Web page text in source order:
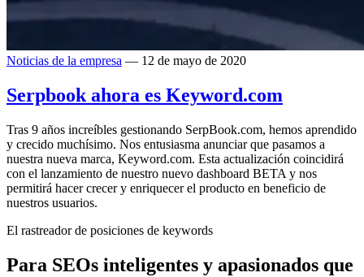
Noticias de la empresa — 12 de mayo de 2020
Serpbook ahora es Keyword.com
Tras 9 años increíbles gestionando SerpBook.com, hemos aprendido
y crecido muchísimo. Nos entusiasma anunciar que pasamos a
nuestra nueva marca, Keyword.com. Esta actualización coincidirá
con el lanzamiento de nuestro nuevo dashboard BETA y nos
permitirá hacer crecer y enriquecer el producto en beneficio de
nuestros usuarios.
El rastreador de posiciones de keywords
Para SEOs inteligentes y apasionados que